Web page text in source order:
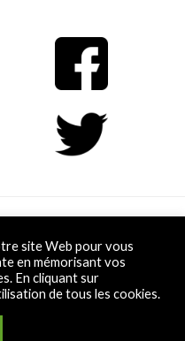
L&D
L&D
de Vente
site Web pour vous
en mémorisant vos
En cliquant sur
de tous les cookies.